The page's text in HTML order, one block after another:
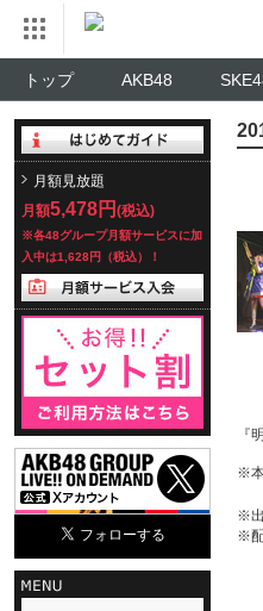
トップ AKB48
月額見放題
月額5,478円 (税込)
※各48グループ月額サービスに加
入中は1,628円（税込）！
『
※本
※出
※配